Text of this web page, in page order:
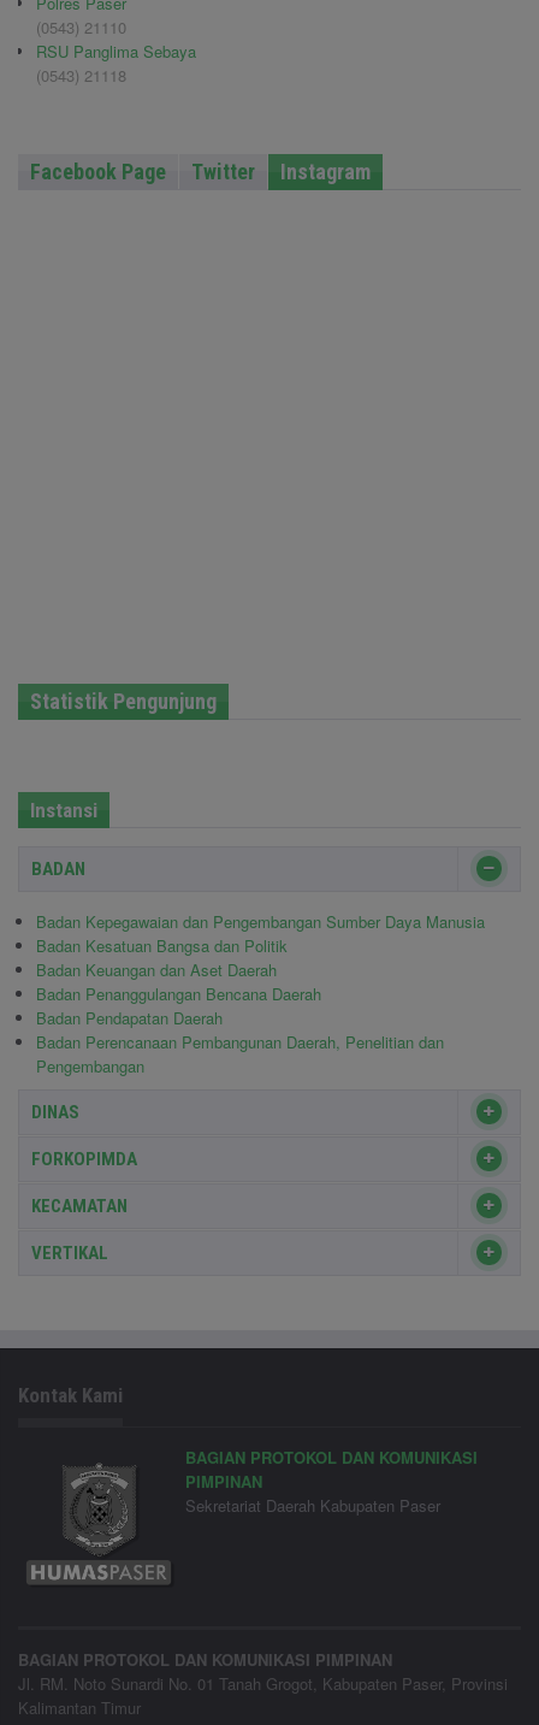
(0543) 21110
RSU Panglima Sebaya
(0543) 21118
Facebook Page Twitter Instagram
Statistik Pengunjung
Instansi
BADAN
Badan Kepegawaian dan Pengembangan Sumber Daya Manusia
Badan Kesatuan Bangsa dan Politik
Badan Keuangan dan Aset Daerah
Badan Penanggulangan Bencana Daerah
Badan Pendapatan Daerah
Badan Perencanaan Pembangunan Daerah, Penelitian dan
Pengembangan
DINAS
FORKOPIMDA
KECAMATAN
VERTIKAL
Kontak Kami
BAGIAN PROTOKOL DAN KOMUNIKASI
PIMPINAN
Sekretariat Daerah Kabupaten Paser
BAGIAN PROTOKOL DAN KOMUNIKASI PIMPINAN
Jl. RM. Noto Sunardi No. 01 Tanah Grogot, Kabupaten Paser, Provinsi
Kalimantan Timur